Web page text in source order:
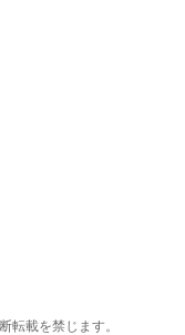
転載を禁じます。